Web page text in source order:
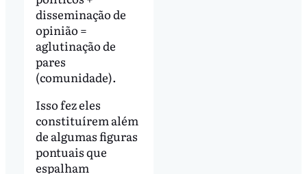
disseminação de
opinião =
aglutinação de
pares
(comunidade).
Isso fez eles
constituírem além
de algumas figuras
pontuais que
espalham